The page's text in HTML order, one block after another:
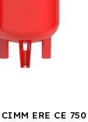
ERE CE 750